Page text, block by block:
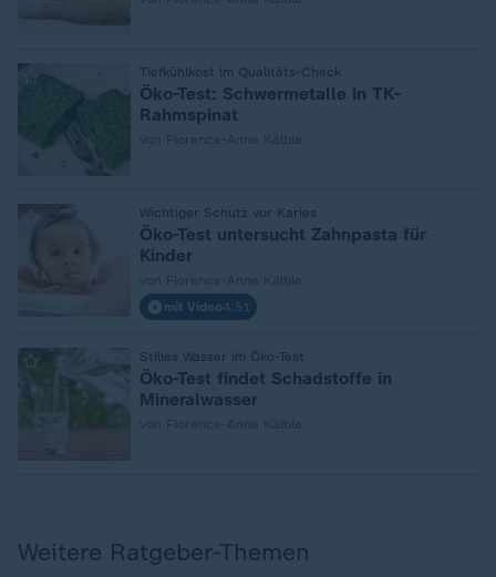
Tiefkühlkost im Qualitäts-Check
Öko-Test: Schwermetalle in TK-
Rahmspinat
Wichtiger Schutz vor Karies
Öko-Test untersucht Zahnpasta für
Kinder
mit Video4:51
Stilles Wasser im Öko-Test
Öko-Test findet Schadstoffe in
Mineralwasser
Weitere Ratgeber-Themen